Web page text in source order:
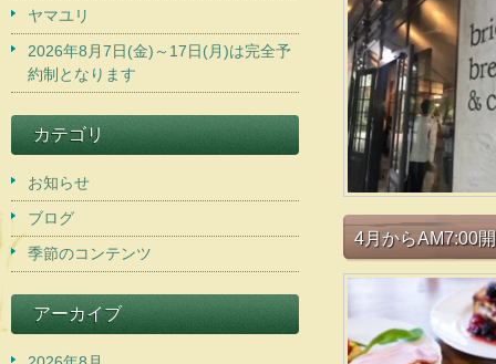
4月からAM7:00
ヤマユリ
2026年8月7日(金)～17日(月)は完全予
約制となります
カテゴリ
お知らせ
ブログ
季節のコンテンツ
アーカイブ